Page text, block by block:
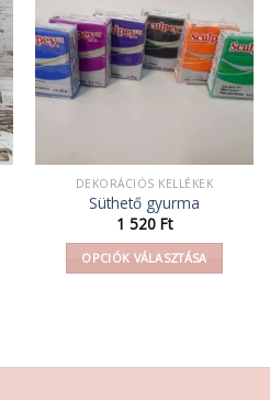
DEKORÁCIÓS KELLÉKEK
Süthető gyurma
1 520 Ft
OPCIÓK VÁLASZTÁSA